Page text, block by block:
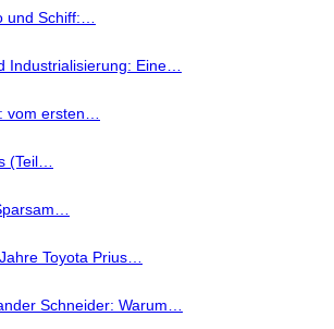
und Schiff:…
Industrialisierung: Eine…
vom ersten…
(Teil…
Toyota Prius…
Schneider: Warum…